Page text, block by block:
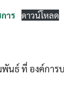
าร ดาวน์โหลด
นธ์ ที่ องค์การ